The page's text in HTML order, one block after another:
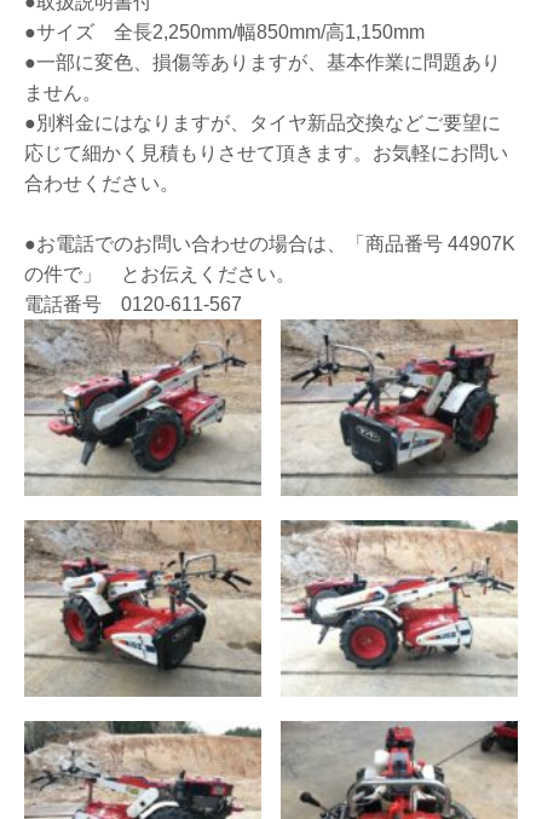
●サイズ 全長2,250mm/幅850mm/高1,150mm
●一部に変色、損傷等ありますが、基本作業に問題あり
ません。
●別料金にはなりますが、タイヤ新品交換などご要望に
応じて細かく見積もりさせて頂きます。お気軽にお問い
合わせください。
●お電話でのお問い合わせの場合は、「商品番号 44907K
の件で」 とお伝えください。
電話番号 0120-611-567